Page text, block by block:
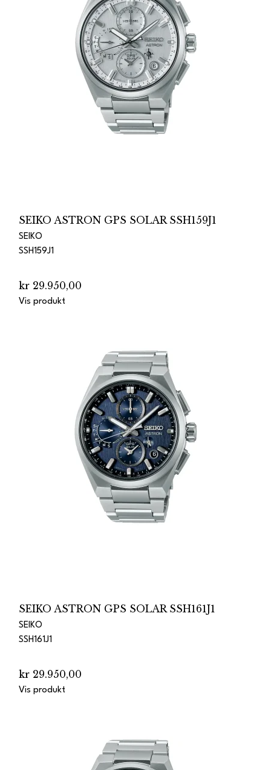
SEIKO ASTRON GPS SOLAR SSH159J1
SEIKO
SSH159J1
kr 29.950,00
Vis produkt
SEIKO ASTRON GPS SOLAR SSH161J1
SEIKO
SSH161J1
kr 29.950,00
Vis produkt